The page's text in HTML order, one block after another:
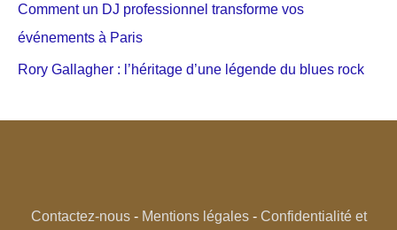
Comment un DJ professionnel transforme vos
événements à Paris
Rory Gallagher : l’héritage d’une légende du blues rock
Contactez-nous- Mentions légales- Confidentialité et